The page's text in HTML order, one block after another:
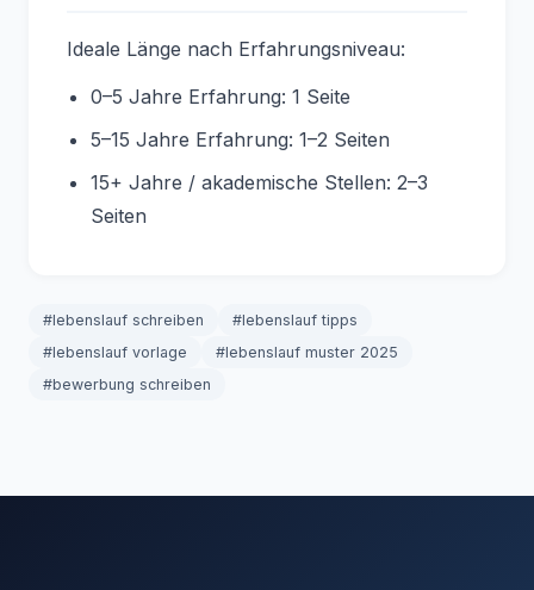
Ideale Länge nach Erfahrungsniveau:
0–5 Jahre Erfahrung: 1 Seite
5–15 Jahre Erfahrung: 1–2 Seiten
15+ Jahre / akademische Stellen: 2–3
Seiten
#lebenslauf schreiben
#lebenslauf tipps
#lebenslauf vorlage
#lebenslauf muster 2025
#bewerbung schreiben